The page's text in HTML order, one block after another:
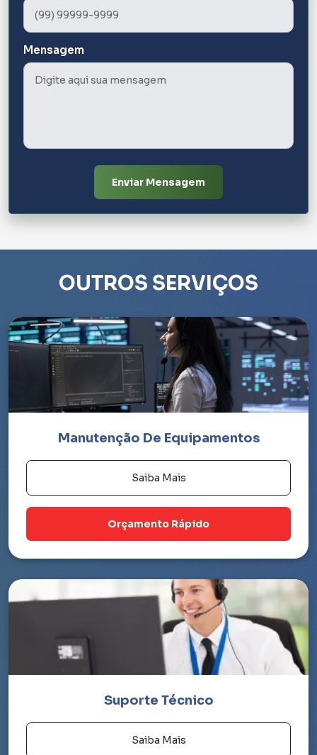
Mensagem
Enviar Mensagem
OUTROS SERVIÇOS
Manutenção De Equipamentos
Saiba Mais
Orçamento Rápido
Suporte Técnico
Saiba Mais